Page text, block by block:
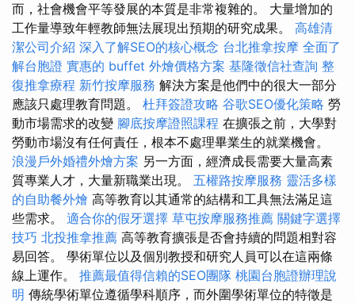
而，社會機會平等發展的本質是非常複雜的。 大量增加的
工作量導致年輕教師無法展現出預期的研究成果。 高雄清
潔公司介紹 深入了解SEO的核心概念 台北推拿按摩 全面了
解台胞證 實惠的 buffet 外燴價格方案 基隆徵信社查詢 整
復推拿療程 新竹按摩服務 解決方案是他們中的很大一部分
應該只處理教育問題。 杜拜簽證攻略 谷歌SEO優化策略 勞
動市場需求的改變 腳底按摩證照課程 在擴張之前，大學對
勞動市場沒有任何責任，根本不處理畢業生的就業機會。
浪漫戶外婚禮外燴方案 另一方面，經濟成長需要大量高素
質專業人才，大量新職業出現。 五權路按摩服務 靈活多樣
的自助餐外燴 高等教育以其通常的結構和工具無法滿足這
些需求。 適合你的假牙選擇 草屯按摩服務推薦 關鍵字選擇
技巧 北投推拿推薦 高等教育擴張是否會持續的問題相對容
易回答。 學術單位以及個別教授和研究人員可以在這兩條
線上運作。 推薦最值得信賴的SEO團隊 桃園台胞證辦理說
明 傳統學術單位遵循學科順序，而外圍學術單位的特徵是